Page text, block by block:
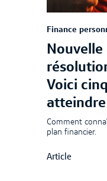
Finance
Nouvelle
Voici
Comment
plan financier.
Article